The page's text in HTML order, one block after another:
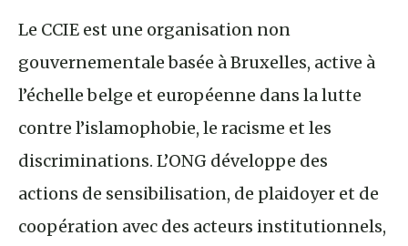
Le CCIE est une organisation non
gouvernementale basée à Bruxelles, active à
l’échelle belge et européenne dans la lutte
contre l’islamophobie, le racisme et les
discriminations. L’ONG développe des
actions de sensibilisation, de plaidoyer et de
coopération avec des acteurs institutionnels,